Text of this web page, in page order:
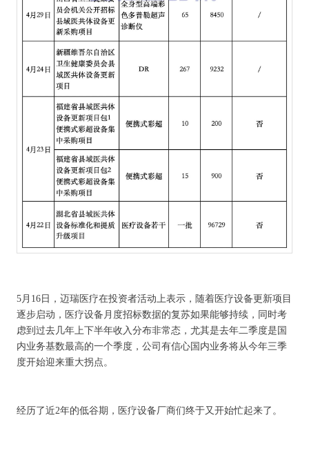
5月16日，迈瑞医疗在投资者活动上表示，随着医疗设备更新项目
逐步启动，医疗设备月度招标数据的复苏如果能够持续，同时考
虑到过去几年上下半年收入分布非常态，尤其是去年二季度是国
内业务基数最高的一个季度，公司有信心国内业务将从今年三季
度开始迎来重大拐点。
经历了近2年的低谷期，医疗设备厂商们终于又开始忙起来了。